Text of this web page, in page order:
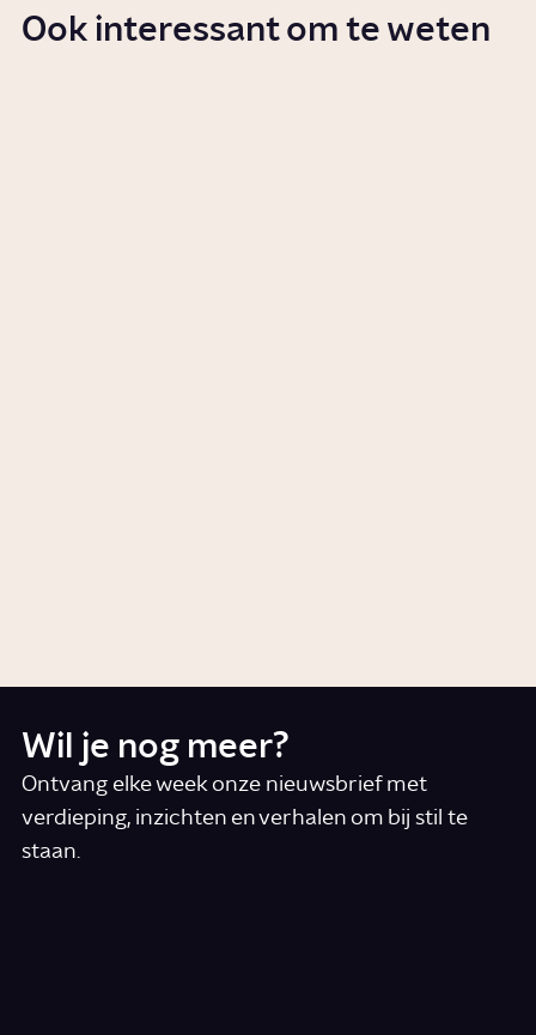
Ook interessant om te weten
Wil je nog meer?
Ontvang elke week onze nieuwsbrief met
verdieping, inzichten en verhalen om bij stil te
staan.